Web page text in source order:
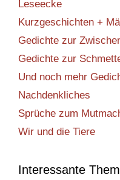
Leseecke
Kurzgeschichten +
Gedichte zur
Gedichte zur
Und noch mehr
Nachdenkliches
Sprüche zum
Wir und die Tiere
Interessante